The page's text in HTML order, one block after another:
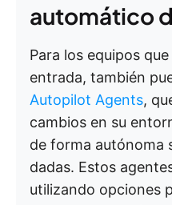
automático
Para los equipos
entrada, también
Autopilot Agents,
cambios en su
de forma autónoma
dadas. Estos
utilizando opciones